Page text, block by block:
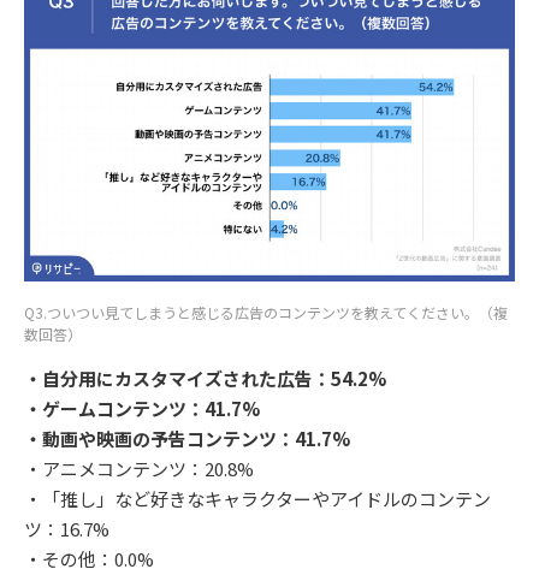
Q3.ついつい見てしまうと感じる広告のコンテンツを教えてください。（複
数回答）
・自分用にカスタマイズされた広告：54.2%
・ゲームコンテンツ：41.7%
・動画や映画の予告コンテンツ：41.7%
・アニメコンテンツ：20.8%
・「推し」など好きなキャラクターやアイドルのコンテン
ツ：16.7%
・その他：0.0%